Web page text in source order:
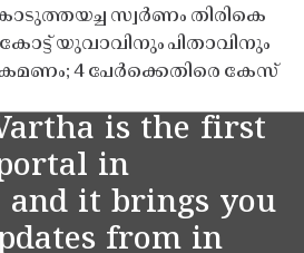
സ്വർണം തിരികെ
യുവാവിനും പിതാവിനും
4 പേർക്കെതിരെ കേസ്
is the first
in
and it brings you
from in